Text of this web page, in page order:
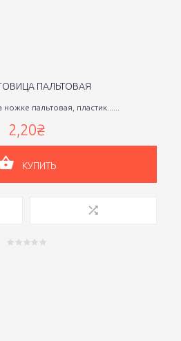
ПАЛЬТОВАЯ
пальтовая, пластик......
2,20₴
КУПИТЬ